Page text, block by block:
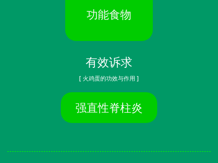
功能食物
有效诉求
[ 火鸡蛋的功效与作用 ]
强直性脊柱炎